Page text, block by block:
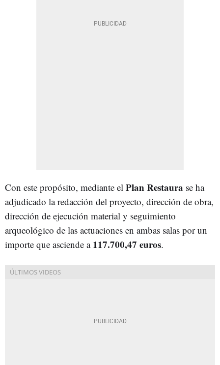
Con este propósito, mediante el Plan Restaura se ha
adjudicado la redacción del proyecto, dirección de obra,
dirección de ejecución material y seguimiento
arqueológico de las actuaciones en ambas salas por un
importe que asciende a 117.700,47 euros.